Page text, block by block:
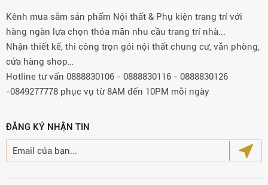
Kênh mua sắm sản phẩm Nội thất & Phụ kiện trang trí với
hàng ngàn lựa chọn thỏa mãn nhu cầu trang trí nhà...
Nhận thiết kế, thi công trọn gói nội thất chung cư, văn phòng,
cửa hàng shop…
Hotline tư vấn 0888830106 - 0888830116 - 0888830126
-0849277778 phục vụ từ 8AM đến 10PM mỗi ngày
ĐĂNG KÝ NHẬN TIN